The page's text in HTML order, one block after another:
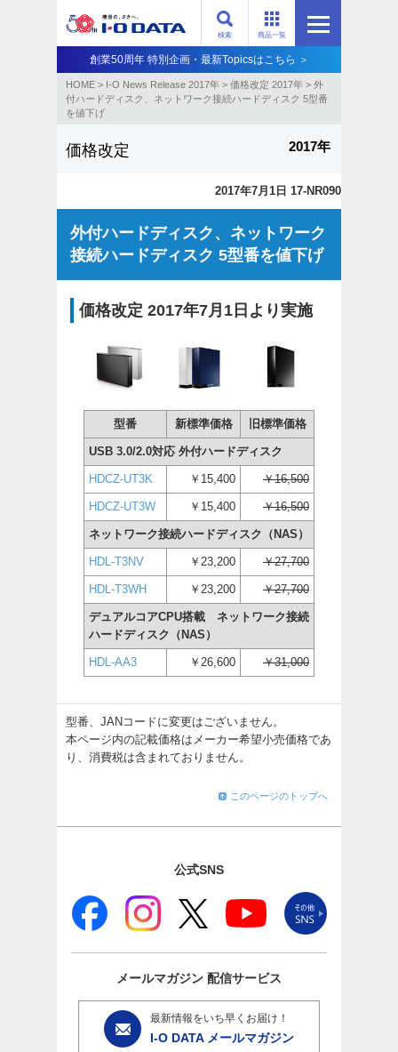
商品一覧
検索
創業50周年 特別企画・最新Topicsはこちら ＞
HOME > I-O News Release 2017年 > 価格改定 2017年 > 外
付ハードディスク、ネットワーク接続ハードディスク 5型番
を値下げ
価格改定 2017年
2017年7月1日 17-NR090
外付ハードディスク、ネットワーク
接続ハードディスク 5型番を値下げ
価格改定 2017年7月1日より実施
型番 新標準価格 旧標準価格
USB 3.0/2.0対応 外付ハードディスク
HDCZ-UT3K ￥15,400 ￥16,500
HDCZ-UT3W ￥15,400 ￥16,500
ネットワーク接続ハードディスク（NAS）
HDL-T3NV ￥23,200 ￥27,700
HDL-T3WH ￥23,200 ￥27,700
デュアルコアCPU搭載 ネットワーク接続
ハードディスク（NAS）
HDL-AA3 ￥26,600 ￥31,000
型番、JANコードに変更はございません。
本ページ内の記載価格はメーカー希望小売価格であ
り、消費税は含まれておりません。
このページのトップへ
公式SNS
メールマガジン 配信サービス
最新情報をいち早くお届け！
I-O DATA メールマガジン